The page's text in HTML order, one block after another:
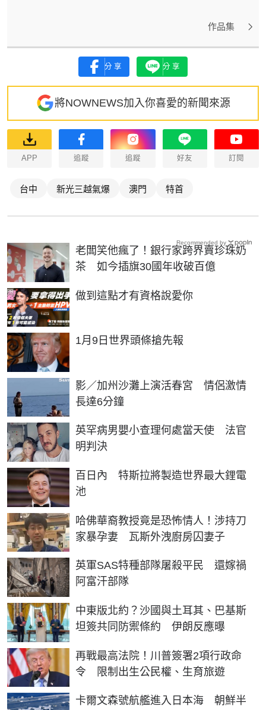
作品集
分享 分享
將NOWNEWS加入你喜愛的新聞來源
APP 追蹤 追蹤 好友 訂閱
台中 新光三越氣爆 澳門 特首
老闆笑他瘋了！銀行家跨界賣珍珠奶
茶 如今插旗30國年收破百億
做到這點才有資格說愛你
PR
1月9日世界頭條搶先報
影／加州沙灘上演活春宮 情侶激情
長達6分鐘
英罕病男嬰小查理何處當天使 法官
明判決
百日內 特斯拉將製造世界最大鋰電
池
哈佛華裔教授竟是恐怖情人！涉持刀
家暴孕妻 瓦斯外洩廚房囚妻子
英軍SAS特種部隊屠殺平民 還嫁禍
阿富汗部隊
中東版北約？沙國與土耳其、巴基斯
坦簽共同防禦條約 伊朗反應曝
再戰最高法院！川普簽署2項行政命
令 限制出生公民權、生育旅遊
卡爾文森號航艦進入日本海 朝鮮半
Recommended by